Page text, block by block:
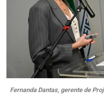
Fernanda Dantas, gerente de